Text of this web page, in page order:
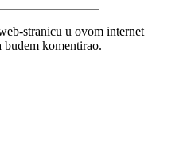
stranicu u ovom internet
budem komentirao.